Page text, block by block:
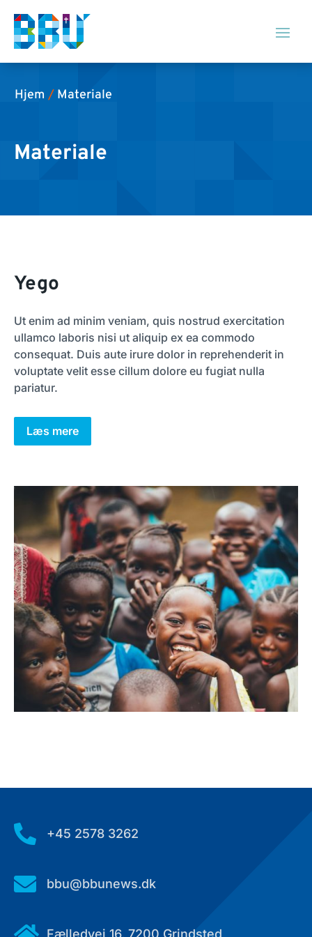
Hjem / Materiale
Materiale
Yego
Ut enim ad minim veniam, quis nostrud exercitation
ullamco laboris nisi ut aliquip ex ea commodo
consequat. Duis aute irure dolor in reprehenderit in
voluptate velit esse cillum dolore eu fugiat nulla
pariatur.
Læs mere
 +45 2578 3262
 bbu@bbunews.dk
Fælledvej 16, 7200 Grindsted